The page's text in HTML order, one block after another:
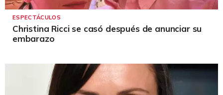
ESPECTÁCULOS
Christina Ricci se casó después de anunciar su
embarazo